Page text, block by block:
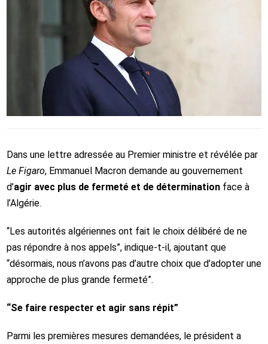
Dans une lettre adressée au Premier ministre et révélée par
Le Figaro, Emmanuel Macron demande au gouvernement
d’agir avec plus de fermeté et de déterminationface à
l’Algérie.
“Les autorités algériennes ont fait le choix délibéré de ne
pas répondre à nos appels”, indique-t-il, ajoutant que
“désormais, nous n’avons pas d’autre choix que d’adopter une
approche de plus grande fermeté”.
“Se faire respecter et agir sans répit”
Parmi les premières mesures demandées, le président a